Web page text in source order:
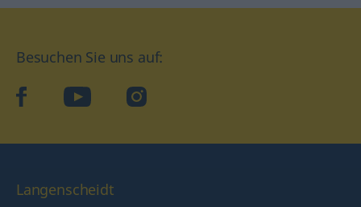
Besuchen Sie uns auf:
facebookYouTube Instagram
Langenscheidt